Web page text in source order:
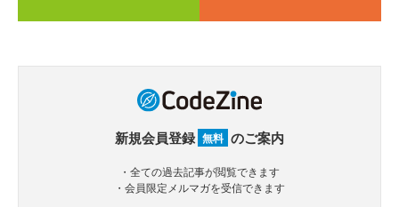
新規会員登録 無料 のご案内
・全ての過去記事が閲覧できます
・会員限定メルマガを受信できます